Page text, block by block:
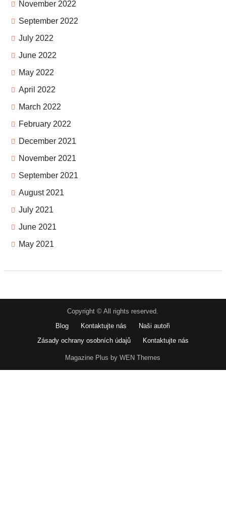
November 2022
September 2022
July 2022
June 2022
May 2022
April 2022
March 2022
February 2022
December 2021
November 2021
September 2021
August 2021
July 2021
June 2021
May 2021
Copyright © All rights reserved.
Blog
Kontaktujte nás
Naši autoři
Zásady ochrany osobních údajů
Kontaktujte nás
Magazine Plus by WEN Themes